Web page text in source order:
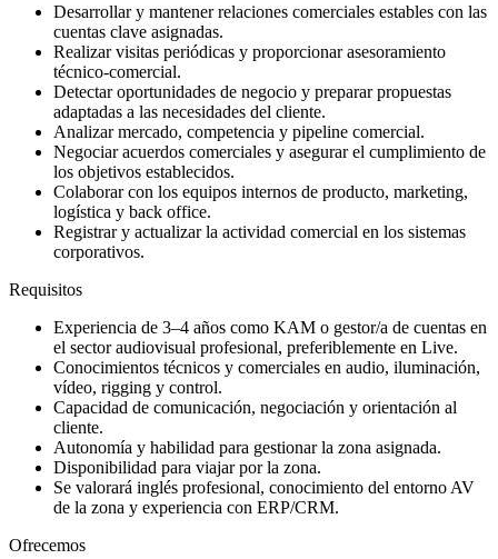
Desarrollar y mantener relaciones comerciales estables con las
cuentas clave asignadas.
Realizar visitas periódicas y proporcionar asesoramiento
técnico-comercial.
Detectar oportunidades de negocio y preparar propuestas
adaptadas a las necesidades del cliente.
Analizar mercado, competencia y pipeline comercial.
Negociar acuerdos comerciales y asegurar el cumplimiento de
los objetivos establecidos.
Colaborar con los equipos internos de producto, marketing,
logística y back office.
Registrar y actualizar la actividad comercial en los sistemas
corporativos.
Requisitos
Experiencia de 3–4 años como KAM o gestor/a de cuentas en
el sector audiovisual profesional, preferiblemente en Live.
Conocimientos técnicos y comerciales en audio, iluminación,
vídeo, rigging y control.
Capacidad de comunicación, negociación y orientación al
cliente.
Autonomía y habilidad para gestionar la zona asignada.
Disponibilidad para viajar por la zona.
Se valorará inglés profesional, conocimiento del entorno AV
de la zona y experiencia con ERP/CRM.
Ofrecemos